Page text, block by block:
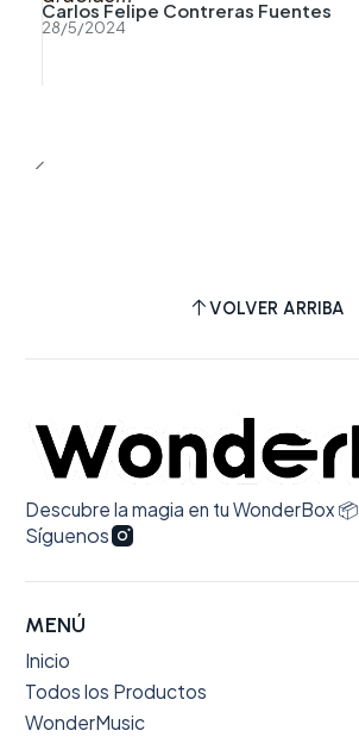
Carlos Felipe Contreras Fuentes
28/5/2024
VOLVER ARRIBA
Descubre la magia en tu WonderBox 📦
Síguenos
MENÚ
Inicio
Todos los Productos
WonderMusic